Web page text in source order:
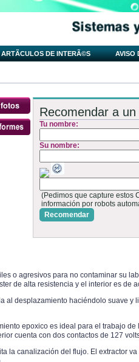
ARTÃ­CULOS DE INTERÃ©S AVISO
Recomendar a un
Tu nombre:
Su nombre:
(Pedimos que capture estos
información por robots
Recomendar
o agresivos para no contaminar su
de alta resistencia y el interior es de
al desplazamiento haciéndolo suave y
epoxico es ideal para el trabajo
cuenta con dos contactos de 127
la canalización del flujo. El extractor